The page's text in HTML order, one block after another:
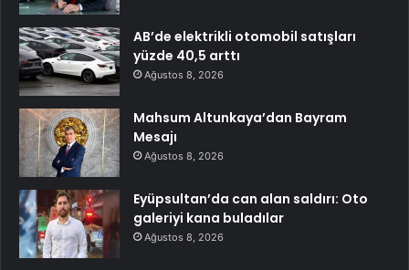
AB’de elektrikli otomobil satışları
yüzde 40,5 arttı
Ağustos 8, 2026
Mahsum Altunkaya’dan Bayram
Mesajı
Ağustos 8, 2026
Eyüpsultan’da can alan saldırı: Oto
galeriyi kana buladılar
Ağustos 8, 2026